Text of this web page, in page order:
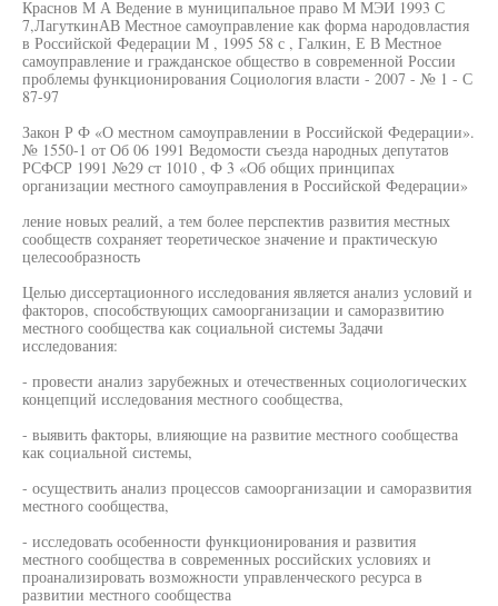
Краснов М А Ведение в муниципальное право М МЭИ 1993 С
7,ЛагуткинАВ Местное самоуправление как форма народовластия
в Российской Федерации М , 1995 58 с , Галкин, Е В Местное
самоуправление и гражданское общество в современной России
проблемы функционирования Социология власти - 2007 - № 1 - С
87-97
Закон Р Ф «О местном самоуправлении в Российской Федерации».
№ 1550-1 от Об 06 1991 Ведомости съезда народных депутатов
РСФСР 1991 №29 ст 1010 , Ф 3 «Об общих принципах
организации местного самоуправления в Российской Федерации»
ление новых реалий, а тем более перспектив развития местных
сообществ сохраняет теоретическое значение и практическую
целесообразность
Целью диссертационного исследования является анализ условий и
факторов, способствующих самоорганизации и саморазвитию
местного сообщества как социальной системы Задачи
исследования:
- провести анализ зарубежных и отечественных социологических
концепций исследования местного сообщества,
- выявить факторы, влияющие на развитие местного сообщества
как социальной системы,
- осуществить анализ процессов самоорганизации и саморазвития
местного сообщества,
- исследовать особенности функционирования и развития
местного сообщества в современных российских условиях и
проанализировать возможности управленческого ресурса в
развитии местного сообщества